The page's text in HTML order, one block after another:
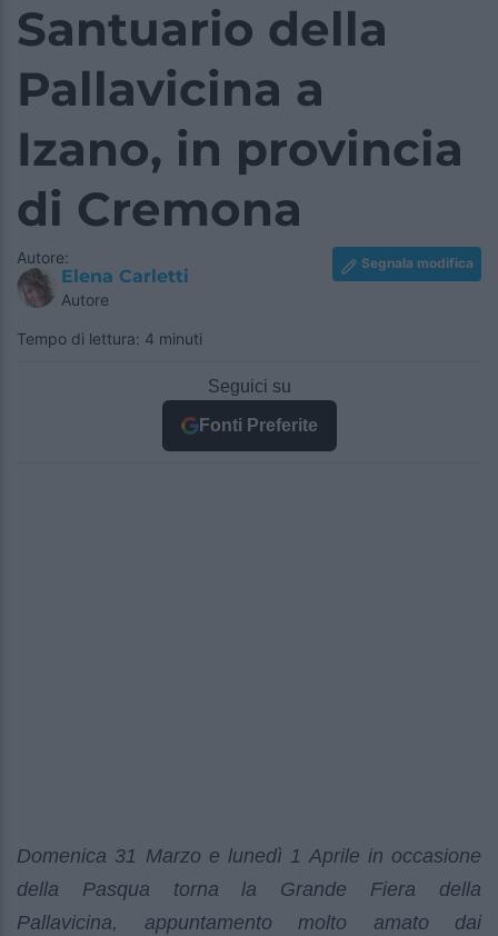
Santuario della
Pallavicina a
Izano, in provincia
di Cremona
Autore:
Elena Carletti
Autore
Segnala modifica
Tempo di lettura: 4 minuti
Seguici su
Fonti Preferite
Domenica 31 Marzo e lunedì 1 Aprile in occasione
della Pasqua torna la Grande Fiera della
Pallavicina, appuntamento molto amato dai